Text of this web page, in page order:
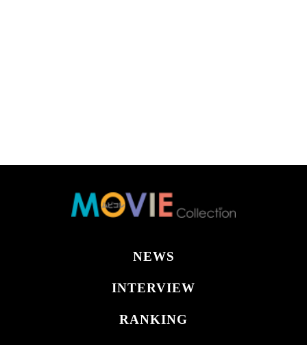
NEWS
INTERVIEW
RANKING